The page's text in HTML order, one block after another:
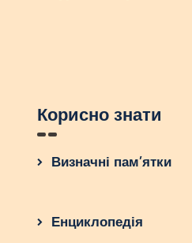
Корисно знати
Визначні пам’ятки
Енциклопедія